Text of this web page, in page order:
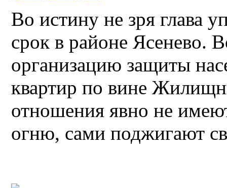
Во истину не зря глава
срок в районе Ясенево.
организацию защиты
квартир по вине
отношения явно не
огню, сами поджигают